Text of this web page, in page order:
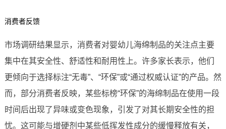
消费者反馈
市场调研结果显示，消费者对婴幼儿海绵制品的关注点主要
集中在其安全性、舒适性和耐用性上。许多家长表示，他们
更倾向于选择标注“无毒”、“环保”或“通过权威认证”的产品。然
而，部分消费者反映，某些标榜“环保”的海绵制品在使用一段
时间后出现了异味或变色现象，引发了对其长期安全性的担
忧。这可能与增硬剂中某些低挥发性成分的缓慢释放有关，